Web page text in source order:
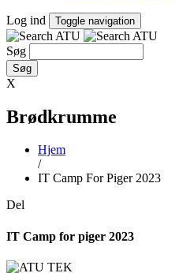
Log ind Toggle navigation
Søg
X
Brødkrumme
Hjem
/
IT Camp For Piger 2023
Del
IT Camp for piger 2023